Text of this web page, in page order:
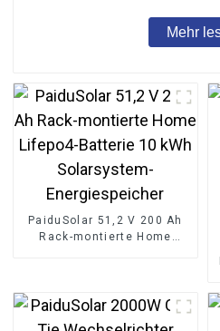
Mehr
PaiduSolar 51,2 V 200 Ah
Rack-montierte Home